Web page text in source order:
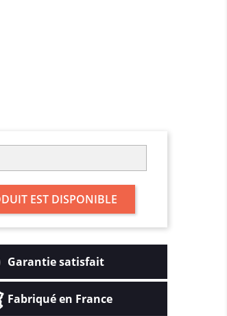
EST DISPONIBLE
Garantie satisfait
Fabriqué en France